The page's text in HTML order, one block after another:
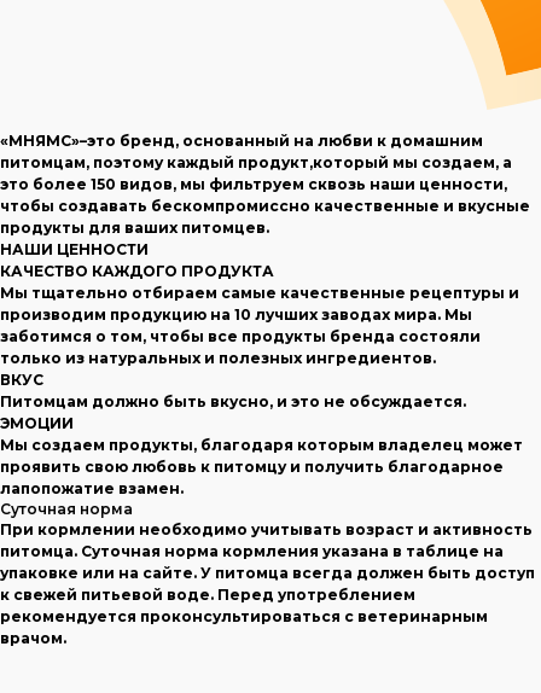
«МНЯМС»–это бренд, основанный на любви к домашним
питомцам, поэтому каждый продукт,который мы создаем, а
это более 150 видов, мы фильтруем сквозь наши ценности,
чтобы создавать бескомпромиссно качественные и вкусные
продукты для ваших питомцев.
НАШИ ЦЕННОСТИ
КАЧЕСТВО КАЖДОГО ПРОДУКТА
Мы тщательно отбираем самые качественные рецептуры и
производим продукцию на 10 лучших заводах мира. Мы
заботимся о том, чтобы все продукты бренда состояли
только из натуральных и полезных ингредиентов.
ВКУС
Питомцам должно быть вкусно, и это не обсуждается.
ЭМОЦИИ
Мы создаем продукты, благодаря которым владелец может
проявить свою любовь к питомцу и получить благодарное
лапопожатие взамен.
Суточная норма
При кормлении необходимо учитывать возраст и активность
питомца. Суточная норма кормления указана в таблице на
упаковке или на сайте. У питомца всегда должен быть доступ
к свежей питьевой воде. Перед употреблением
рекомендуется проконсультироваться с ветеринарным
врачом.